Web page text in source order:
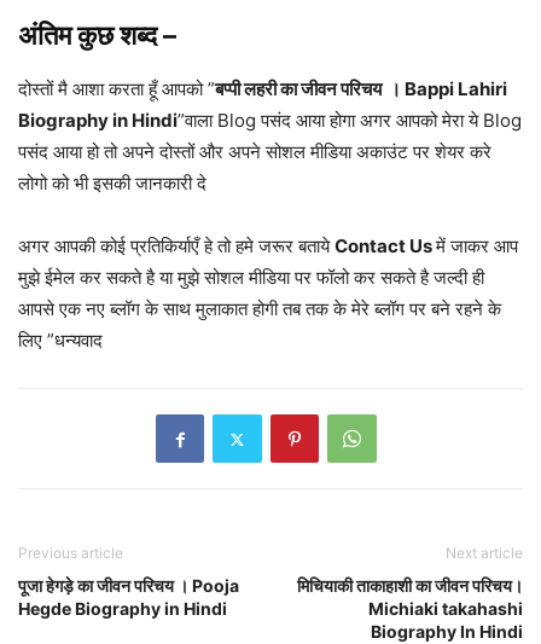
अंतिम कुछ शब्द –
दोस्तों मै आशा करता हूँ आपको ”बप्पी लहरी का जीवन परिचय । Bappi Lahiri
Biography in Hindi”वाला Blog पसंद आया होगा अगर आपको मेरा ये Blog
पसंद आया हो तो अपने दोस्तों और अपने सोशल मीडिया अकाउंट पर शेयर करे
लोगो को भी इसकी जानकारी दे
अगर आपकी कोई प्रतिकिर्याएँ हे तो हमे जरूर बतायेContact Usमें जाकर आप
मुझे ईमेल कर सकते है या मुझे सोशल मीडिया पर फॉलो कर सकते है जल्दी ही
आपसे एक नए ब्लॉग के साथ मुलाकात होगी तब तक के मेरे ब्लॉग पर बने रहने के
लिए ”धन्यवाद
Previous article
पूजा हेगड़े का जीवन परिचय । Pooja
Hegde Biography in Hindi
Next article
मिचियाकी ताकाहाशी का जीवन परिचय।
Michiaki takahashi
Biography In Hindi